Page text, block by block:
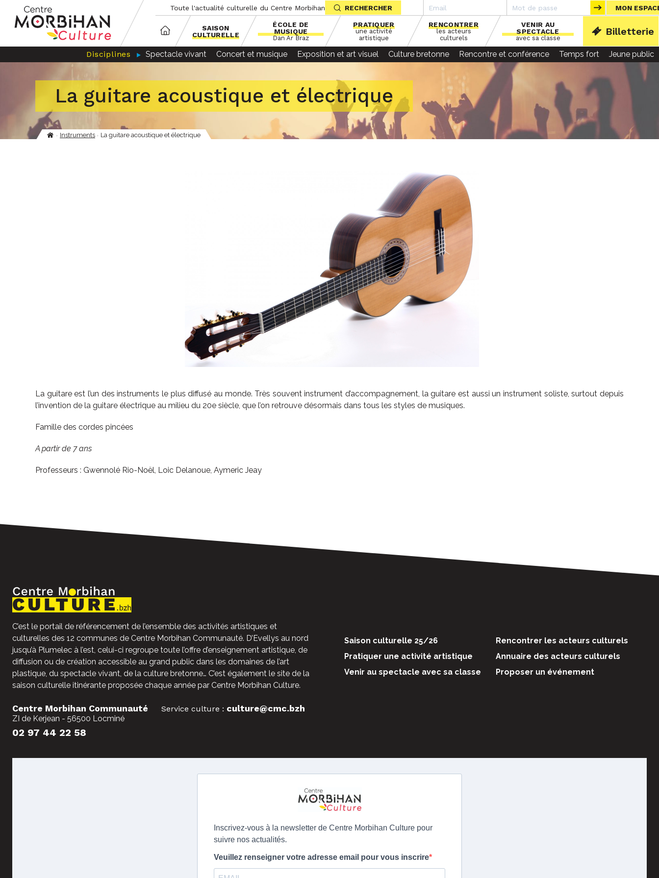
contenu
principal
Toute l'actualité culturelle du Centre Morbihan RECHERCHER MON
SAISON
CULTURELLE
ÉCOLE DE
MUSIQUE
Dan Ar Braz
PRATIQUER
une activité
artistique
RENCONTRER
les acteurs
culturels
VENIR AU
SPECTACLE
avec sa classe
Billetterie
Disciplines Spectacle vivant Concert et musique Exposition et art visuel Culture bretonne Rencontre et conférence Temps fort Jeune public
La guitare acoustique et électrique
Fil
Instruments La guitare acoustique et électrique
La guitare est l’un des instruments le plus diffusé au monde. Très souvent instrument d’accompagnement, la guitare est aussi un instrument soliste, surtout depuis
l’invention de la guitare électrique au milieu du 20e siècle, que l’on retrouve désormais dans tous les styles de musiques.
Famille des cordes pincées
A partir de 7 ans
Professeurs : Gwennolé Rio-Noël, Loic Delanoue, Aymeric Jeay
C’est le portail de référencement de l’ensemble des activités artistiques et
culturelles des 12 communes de Centre Morbihan Communauté. D’Evellys au nord
jusqu’à Plumelec à l’est, celui-ci regroupe toute l’offre d’enseignement artistique, de
diffusion ou de création accessible au grand public dans les domaines de l’art
plastique, du spectacle vivant, de la culture bretonne… C’est également le site de la
saison culturelle itinérante proposée chaque année par Centre Morbihan Culture.
Centre Morbihan Communauté
ZI de Kerjean - 56500 Locminé
02 97 44 22 58
Service culture : culture@cmc.bzh
Saison culturelle 25/26
Pratiquer une activité artistique
Venir au spectacle avec sa classe
Rencontrer les acteurs culturels
Annuaire des acteurs culturels
Proposer un événement
Inscrivez-vous à la newsletter de Centre Morbihan Culture pour
suivre nos actualités.
Veuillez renseigner votre adresse email pour vous inscrire